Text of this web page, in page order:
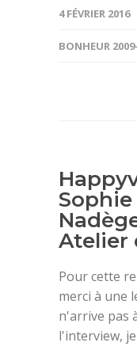
4 FÉVRIER 2016
BONHEUR
Atelier
Pour cette
merci à une
n'arrive pas
l'interview,